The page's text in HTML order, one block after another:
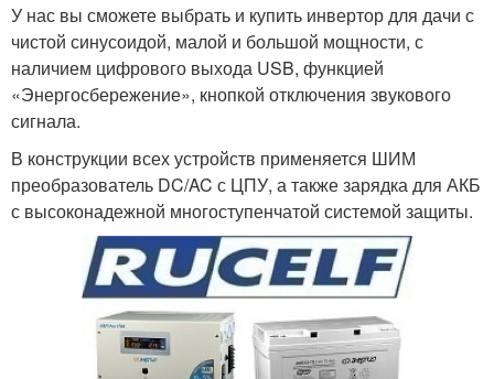
У нас вы сможете выбрать и купить инвертор для дачи с
чистой синусоидой, малой и большой мощности, с
наличием цифрового выхода USB, функцией
«Энергосбережение», кнопкой отключения звукового
сигнала.
В конструкции всех устройств применяется ШИМ
преобразователь DC/AC с ЦПУ, а также зарядка для АКБ
с высоконадежной многоступенчатой системой защиты.